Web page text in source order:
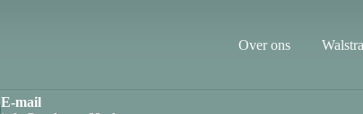
Over ons
E-mail